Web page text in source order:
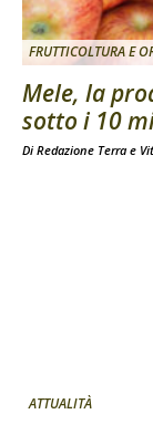
FRUTTICOLTURA E
Mele, la
sotto i 10
Di Redazione Terra e
ATTUALITÀ